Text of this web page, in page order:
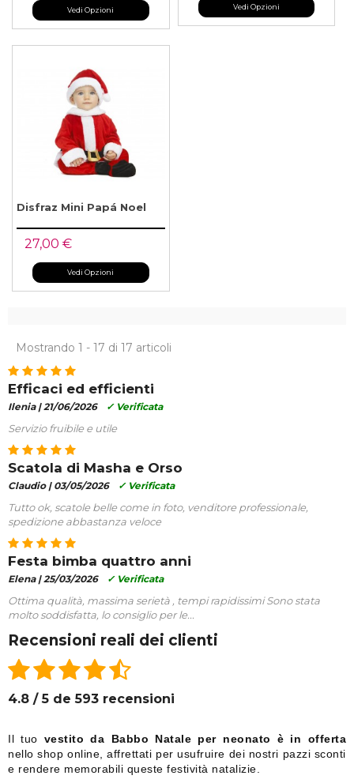
Vedi Opzioni Vedi Opzioni
Disfraz Mini Papá Noel
27,00 €
Vedi Opzioni
Mostrando 1 - 17 di 17 articoli
Efficaci ed efficienti
Ilenia |21/06/2026 ✓ Verificata
Servizio fruibile e utile
Scatola di Masha e Orso
Claudio | 03/05/2026 ✓ Verificata
Tutto ok, scatole belle come in foto, venditore professionale,
spedizione abbastanza veloce
Festa bimba quattro anni
Elena |25/03/2026 ✓ Verificata
Ottima qualità, massima serietà , tempi rapidissimi Sono stata
molto soddisfatta, lo consiglio per le...
Recensioni reali dei clienti
4.8 / 5 de 593 recensioni
Il tuo vestito da Babbo Natale per neonato è in offerta
nello shop online, affrettati per usufruire dei nostri pazzi sconti
e rendere memorabili queste festività natalizie.